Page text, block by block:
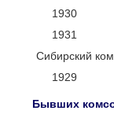
1930
1931
Сибирский
1929
Бывших